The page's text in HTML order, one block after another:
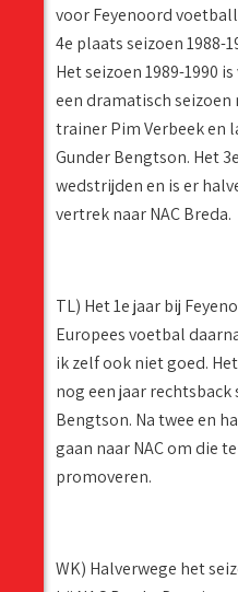
voor Feyenoord
4e plaats seizoen 1988-
Het seizoen 1989-1990
een dramatisch seizoen
trainer Pim Verbeek en
Gunder Bengtson. Het
wedstrijden en is er
vertrek naar NAC Breda.
TL) Het 1e jaar bij
Europees voetbal
ik zelf ook niet goed.
nog een jaar
Bengtson. Na twee en
gaan naar NAC om die
promoveren.
WK) Halverwege het